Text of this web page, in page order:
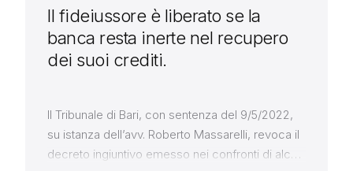
Il fideiussore è liberato se la
banca resta inerte nel recupero
dei suoi crediti.
Il Tribunale di Bari, con sentenza del 9/5/2022,
su istanza dell’avv. Roberto Massarelli, revoca il
decreto ingiuntivo emesso nei confronti di alcuni